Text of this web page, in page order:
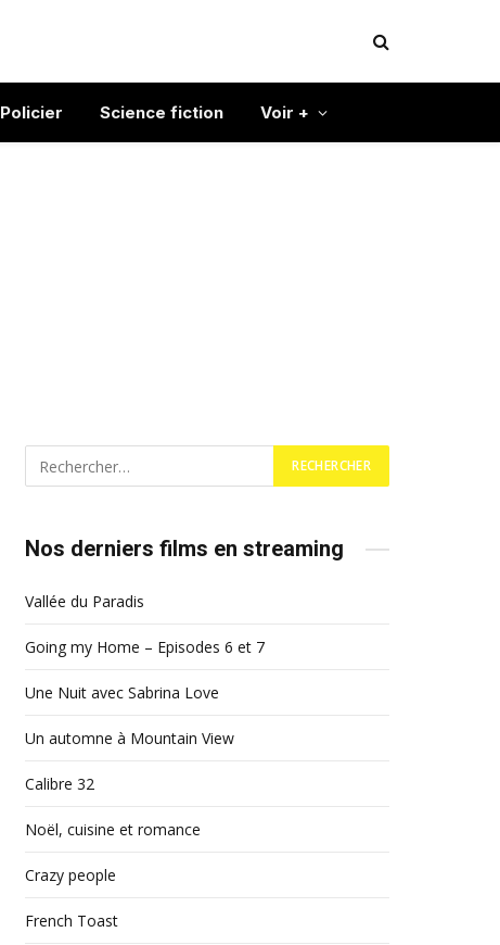
Policier Science fiction Voir +
Nos derniers films en streaming
Vallée du Paradis
Going my Home – Episodes 6 et 7
Une Nuit avec Sabrina Love
Un automne à Mountain View
Calibre 32
Noël, cuisine et romance
Crazy people
French Toast